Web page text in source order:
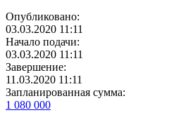
Опубликовано:
03.03.2020 11:11
Начало подачи:
03.03.2020 11:11
Завершение:
11.03.2020 11:11
Запланированная сумма:
1 080 000